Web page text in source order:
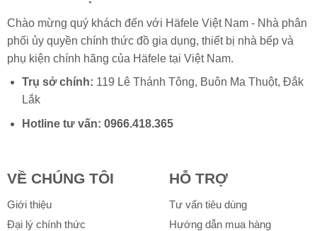
Chào mừng quý khách đến với Häfele Việt Nam - Nhà phân
phối ủy quyền chính thức đồ gia dụng, thiết bị nhà bếp và
phụ kiện chính hãng của Häfeletại Việt Nam.
Trụ sở chính: 119 Lê Thánh Tông, Buôn Ma Thuột, Đắk
Lắk
Hotline tư vấn: 0966.418.365
VỀ CHÚNG TÔI
Giới thiệu
Đại lý chính thức
HỖ TRỢ
Tư vấn tiêu dùng
Hướng dẫn mua hàng